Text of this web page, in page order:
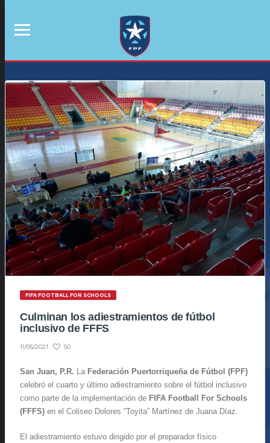
FIFA FOOTBALL FOR SCHOOLS
Culminan los adiestramientos de fútbol
inclusivo de FFFS
11/05/2021 50
San Juan, P.R. La Federación Puertorriqueña de Fútbol (FPF)
celebró el cuarto y último adiestramiento sobre el fútbol inclusivo
como parte de la implementación de FIFA Football For Schools
(FFFS) en el Coliseo Dolores “Toyita” Martínez de Juana Díaz.
El adiestramiento estuvo dirigido por el preparador físico